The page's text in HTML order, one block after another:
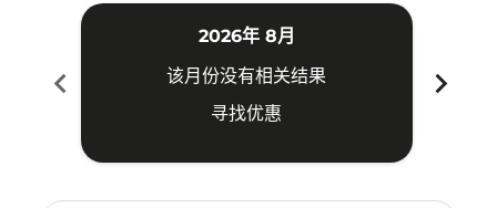
chevron_left
2026年 8月
该月份没有相关结果
寻找优惠
chevron_right